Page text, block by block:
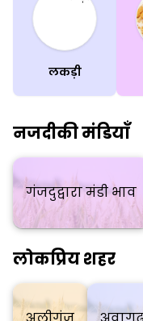
लकड़ी
नजदीकी मंडियाँ
गंजदुद्वारा मंडी भाव
लोकप्रिय शहर